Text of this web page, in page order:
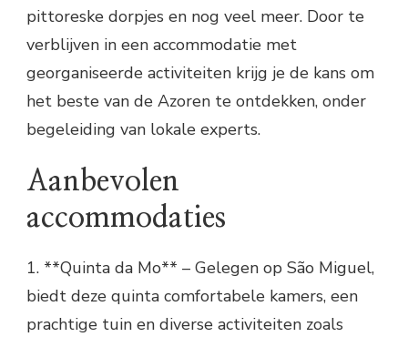
pittoreske dorpjes en nog veel meer. Door te
verblijven in een accommodatie met
georganiseerde activiteiten krijg je de kans om
het beste van de Azoren te ontdekken, onder
begeleiding van lokale experts.
Aanbevolen
accommodaties
1. **Quinta da Mo** – Gelegen op São Miguel,
biedt deze quinta comfortabele kamers, een
prachtige tuin en diverse activiteiten zoals